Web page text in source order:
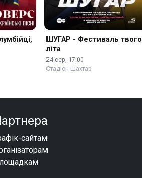
ШУГАР - Фестиваль твого
літа
24 сер, 17:00
Стадіон Шахтар
сайтам